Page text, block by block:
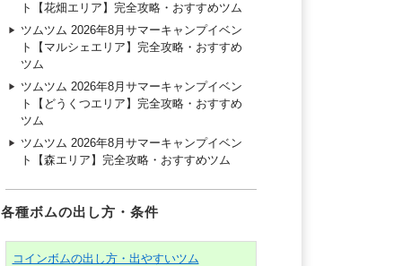
ト【花畑エリア】完全攻略・おすすめツム
ツムツム 2026年8月サマーキャンプイベン
ト【マルシェエリア】完全攻略・おすすめ
ツム
ツムツム 2026年8月サマーキャンプイベン
ト【どうくつエリア】完全攻略・おすすめ
ツム
ツムツム 2026年8月サマーキャンプイベン
ト【森エリア】完全攻略・おすすめツム
各種ボムの出し方・条件
コインボムの出し方・出やすいツム